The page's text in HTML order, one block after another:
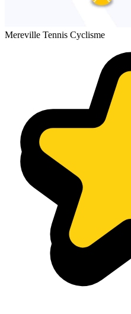
Mereville Tennis Cyclisme